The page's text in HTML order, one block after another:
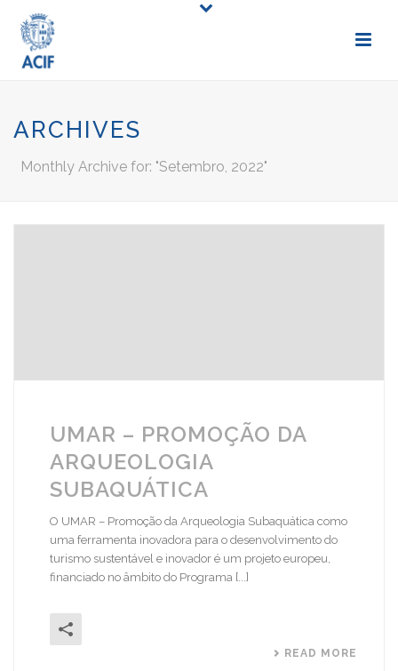
ARCHIVES
Monthly Archive for: "Setembro, 2022"
UMAR – PROMOÇÃO DA
ARQUEOLOGIA
SUBAQUÁTICA
O UMAR – Promoção da Arqueologia Subaquática como
uma ferramenta inovadora para o desenvolvimento do
turismo sustentável e inovador é um projeto europeu,
financiado no âmbito do Programa [...]
READ MORE